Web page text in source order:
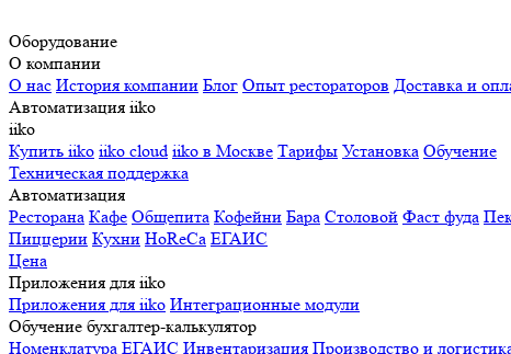
Оборудование
О компании
О нас История компании Блог Опыт рестораторов Доставка и
Автоматизация iiko
iiko
Купить iiko iiko cloud iiko в Москве Тарифы Установка Обучение
Техническая поддержка
Автоматизация
Ресторана Кафе Общепита Кофейни Бара Столовой Фаст фуда
Пиццерии Кухни HoReCa ЕГАИС
Цена
Приложения для iiko
Приложения для iiko Интеграционные модули
Обучение бухгалтер-калькулятор
Номенклатура ЕГАИС Инвентаризация Производство и